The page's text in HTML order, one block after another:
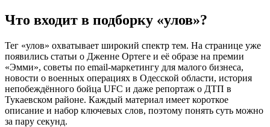
Что входит в подборку «улов»?
Тег «улов» охватывает широкий спектр тем. На странице уже
появились статьи о Дженне Ортеге и её образе на премии
«Эмми», советы по email‑маркетингу для малого бизнеса,
новости о военных операциях в Одесской области, история
непобеждённого бойца UFC и даже репортаж о ДТП в
Тукаевском районе. Каждый материал имеет короткое
описание и набор ключевых слов, поэтому понять суть можно
за пару секунд.